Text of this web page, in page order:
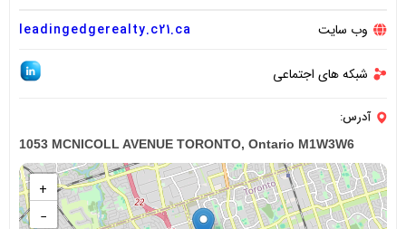
وب سایت
leadingedgerealty.c21.ca
شبکه های اجتماعی
آدرس:
1053 MCNICOLL AVENUE TORONTO, Ontario M1W3W6
+
−